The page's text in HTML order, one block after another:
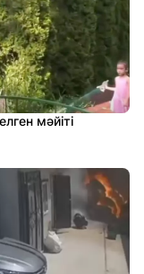
мәйіті